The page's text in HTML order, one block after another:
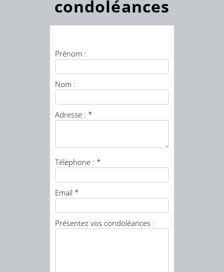
condoléances
Prénom :
Nom :
Adresse : *
Téléphone : *
Email *
Présentez vos condoléances :